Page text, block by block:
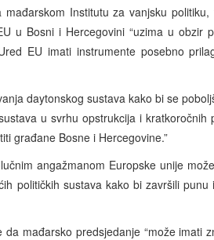
Institutu za vanjsku
u Bosni i Hercegovini “uzima u obzir
EU imati instrumente posebno
daytonskog sustava kako bi se
u svrhu opstrukcija i kratkoročnih
građane Bosne i Hercegovine.”
angažmanom Europske unije
političkih sustava kako bi završili punu
mađarsko predsjedanje “može imati